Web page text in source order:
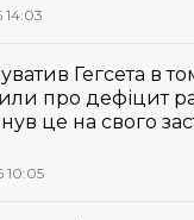
Гегсета в
про дефіцит
це на свого
10:05